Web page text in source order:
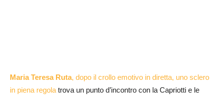
Maria Teresa Ruta, dopo il crollo emotivo in diretta, uno sclero
in piena regolatrova un punto d’incontro con la Capriotti e le